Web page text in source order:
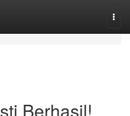
Berhasil!